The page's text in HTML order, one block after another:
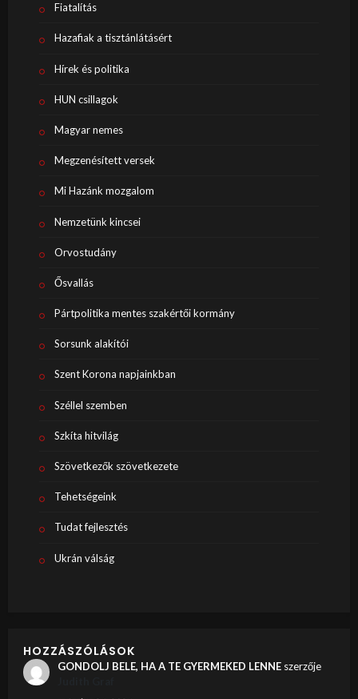
Fiatalítás
Hazafiak a tisztánlátásért
Hírek és politika
HUN csillagok
Magyar nemes
Megzenésített versek
Mi Hazánk mozgalom
Nemzetünk kincsei
Orvostudány
Ősvallás
Pártpolitika mentes szakértői kormány
Sorsunk alakítói
Szent Korona napjainkban
Széllel szemben
Szkíta hitvilág
Szövetkezők szövetkezete
Tehetségeink
Tudat fejlesztés
Ukrán válság
HOZZÁSZÓLÁSOK
GONDOLJ BELE, HA A TE GYERMEKED LENNEszerzője